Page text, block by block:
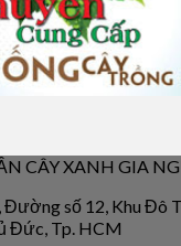
CÂY XANH GIA
Đường số 12, Khu Đô
Đức, Tp. HCM